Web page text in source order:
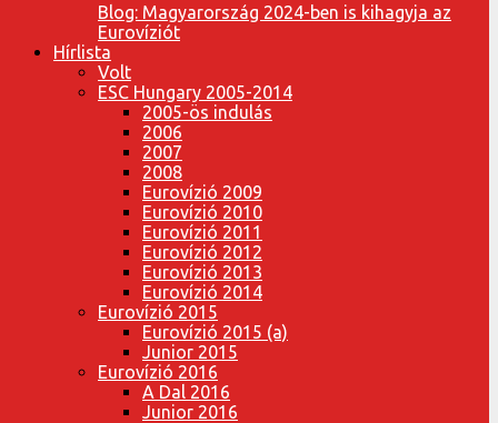
Blog: Magyarország 2024-ben is kihagyja az
Eurovíziót
Hírlista
Volt
ESC Hungary 2005-2014
2005-ös indulás
2006
2007
2008
Eurovízió 2009
Eurovízió 2010
Eurovízió 2011
Eurovízió 2012
Eurovízió 2013
Eurovízió 2014
Eurovízió 2015
Eurovízió 2015 (a)
Junior 2015
Eurovízió 2016
A Dal 2016
Junior 2016